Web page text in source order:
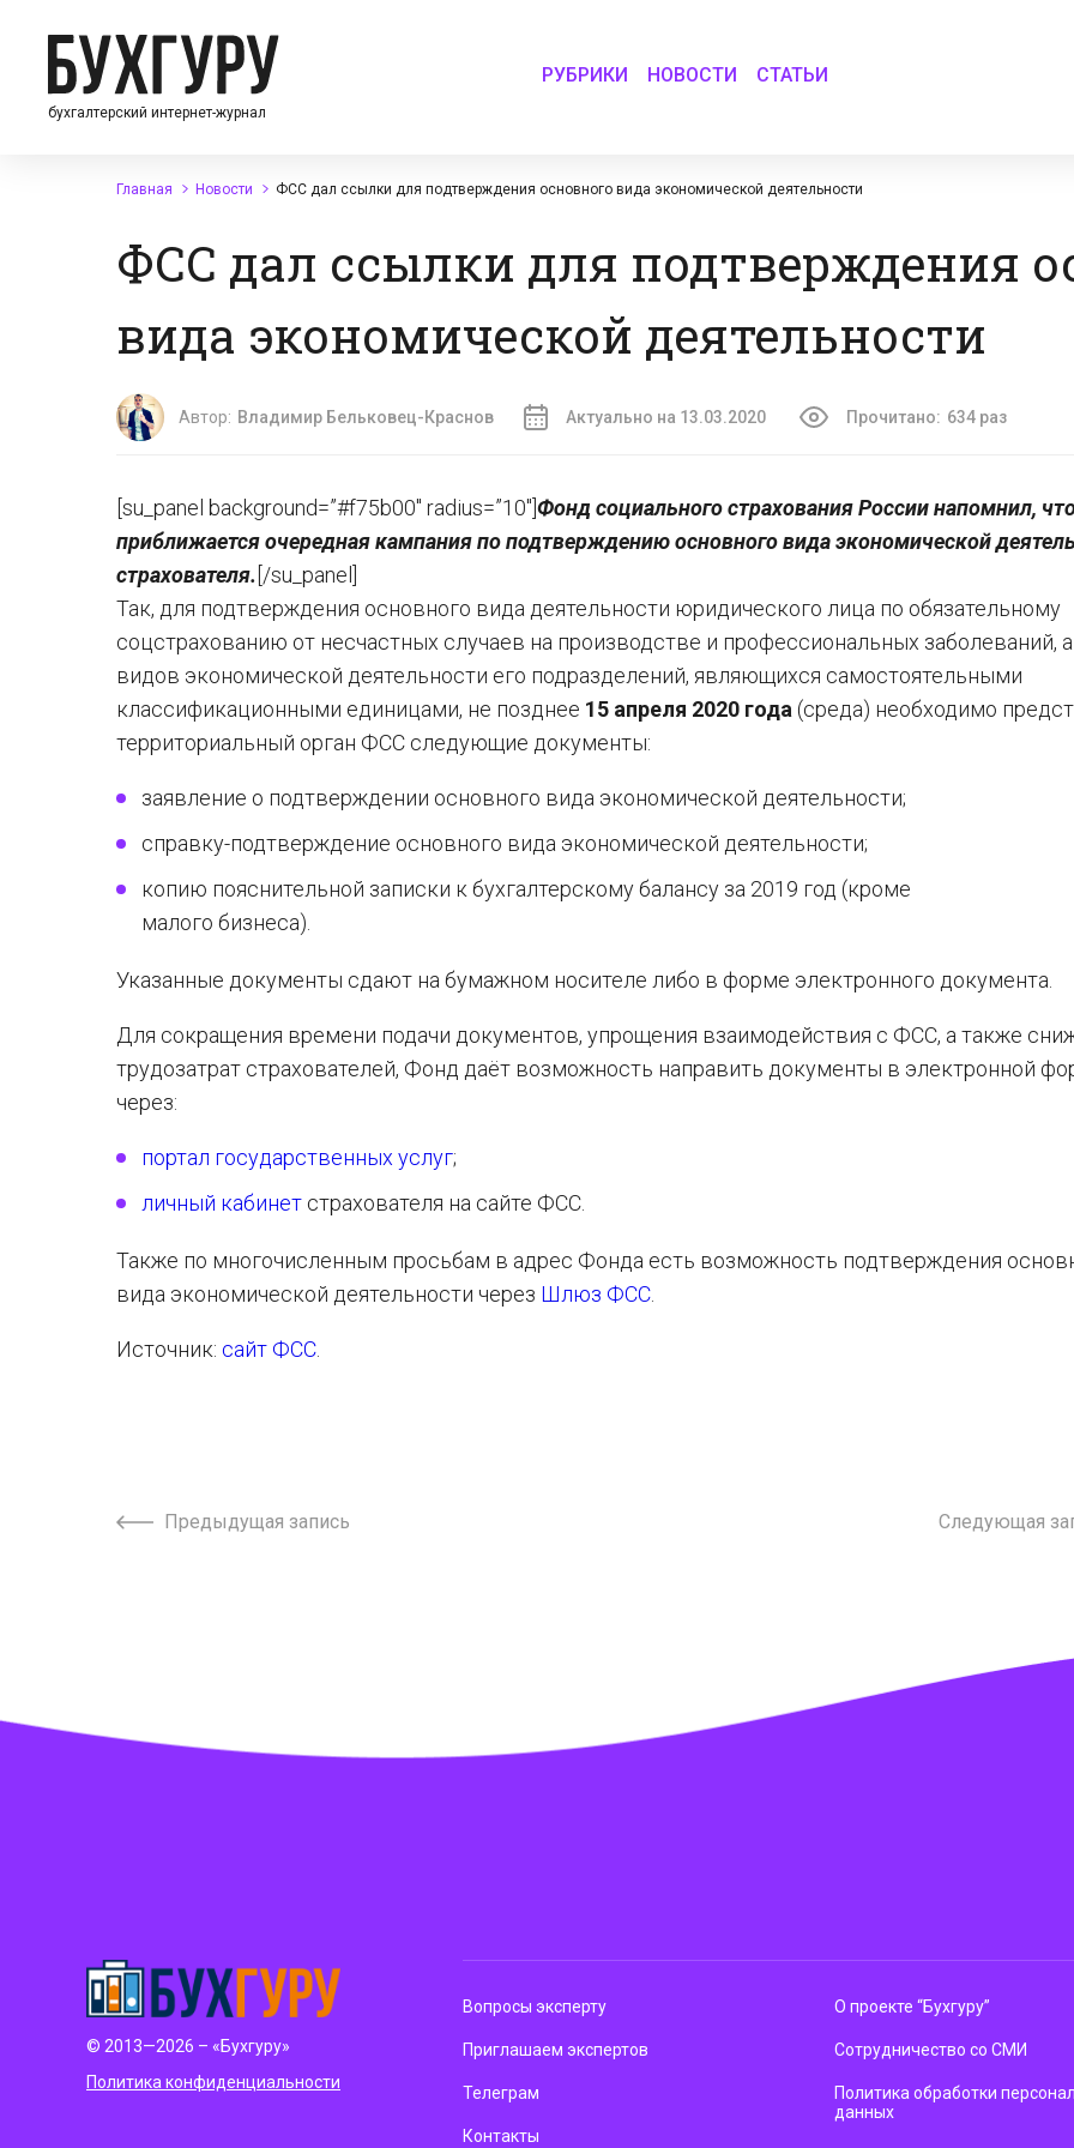
бухгалтерский интернет-журнал
РУБРИКИ НОВОСТИ СТАТЬИ
Главная Новости ФСС дал ссылки для подтверждения основного вида экономической деятельности
ФСС дал ссылки для подтверждения
вида экономической деятельности
Автор: Владимир Бельковец-Краснов Актуально на 13.03.2020 Прочитано: 634 раз
[su_panel background=”#f75b00″ radius=”10″] Фонд социального страхования России напомнил,
приближается очередная кампания по подтверждению основного вида экономической
страхователя. [/su_panel]
Так, для подтверждения основного вида деятельности юридического лица по обязательному
соцстрахованию от несчастных случаев на производстве и профессиональных заболеваний,
видов экономической деятельности его подразделений, являющихся самостоятельными
классификационными единицами, не позднее 15 апреля 2020 года (среда) необходимо
территориальный орган ФСС следующие документы:
заявление о подтверждении основного вида экономической деятельности;
справку-подтверждение основного вида экономической деятельности;
копию пояснительной записки к бухгалтерскому балансу за 2019 год (кроме
малого бизнеса).
Указанные документы сдают на бумажном носителе либо в форме электронного документа.
Для сокращения времени подачи документов, упрощения взаимодействия с ФСС, а также
трудозатрат страхователей, Фонд даёт возможность направить документы в электронной
через:
портал государственных услуг;
личный кабинет страхователя на сайте ФСС.
Также по многочисленным просьбам в адрес Фонда есть возможность подтверждения
вида экономической деятельности через Шлюз ФСС
Источник: сайт ФСС
Предыдущая запись Следующая
© 2013—2026 – «Бухгуру»
Политика конфиденциальности
Вопросы эксперту
Приглашаем экспертов
Телеграм
Контакты
О проекте “Бухгуру”
Сотрудничество со СМИ
Политика обработки
данных